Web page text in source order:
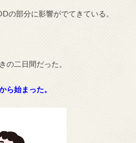
の部分に影響がでてきている。
の二日間だった。
ら始まった。